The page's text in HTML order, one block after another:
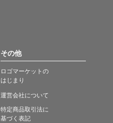
その他
ロゴマーケットの
はじまり
運営会社について
特定商品取引法に
基づく表記